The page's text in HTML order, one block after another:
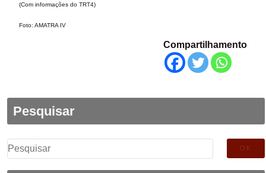
(Com informações do TRT4)
Foto: AMATRA IV
Compartilhamento
Pesquisar
Pesquisar
por: